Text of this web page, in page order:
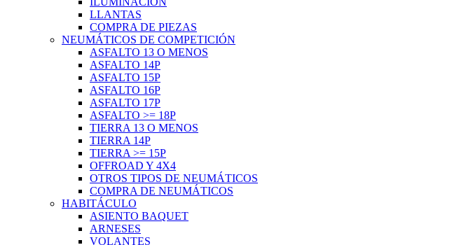
LLANTAS
COMPRA DE PIEZAS
NEUMÁTICOS DE COMPETICIÓN
ASFALTO 13 O MENOS
ASFALTO 14P
ASFALTO 15P
ASFALTO 16P
ASFALTO 17P
ASFALTO >= 18P
TIERRA 13 O MENOS
TIERRA 14P
TIERRA >= 15P
OFFROAD Y 4X4
OTROS TIPOS DE NEUMÁTICOS
COMPRA DE NEUMÁTICOS
HABITÁCULO
ASIENTO BAQUET
ARNESES
VOLANTES